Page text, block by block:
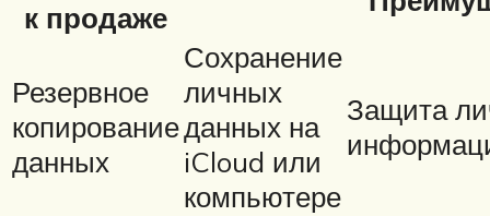
к продаже
Резервное
копирование
данных
Сохранение
личных
данных на
iCloud или
компьютере
Защита